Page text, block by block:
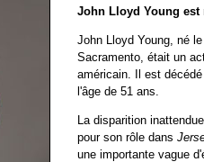
John Lloyd Young est
John Lloyd Young, né
Sacramento, était un
américain. Il est
l'âge de 51 ans.
La disparition
pour son rôle dans
une importante vague